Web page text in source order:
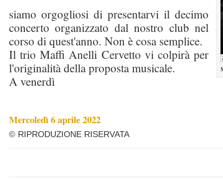
siamo orgogliosi di presentarvi il decimo
concerto organizzato dal nostro club nel
corso di quest'anno. Non è cosa semplice.
Il trio Maffi Anelli Cervetto vi colpirà per
l'originalità della proposta musicale.
A venerdì
Mercoledì 6 aprile 2022
© RIPRODUZIONE RISERVATA